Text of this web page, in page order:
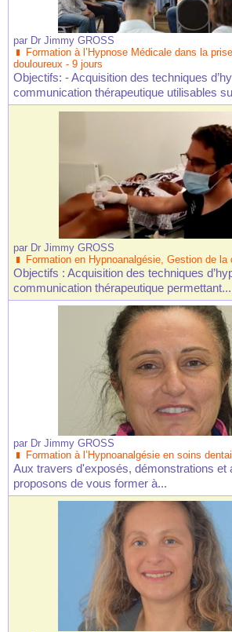
par Dr Jimmy GROSS
Formation à l’Hypnose Médicale dans la
douloureux - 9 jours
Objectifs: - Acquisition des techniques
communication thérapeutique utilisables
par Dr Jimmy GROSS
Formation en Hypnoanalgésie, Gestion de la
Objectifs : Acquisition des techniques
communication thérapeutique permettant...
par Dr Jimmy GROSS
Formation à l’Hypnoanalgésie en soins
Aux travers d'exposés, démonstrations et
proposons de vous former à...